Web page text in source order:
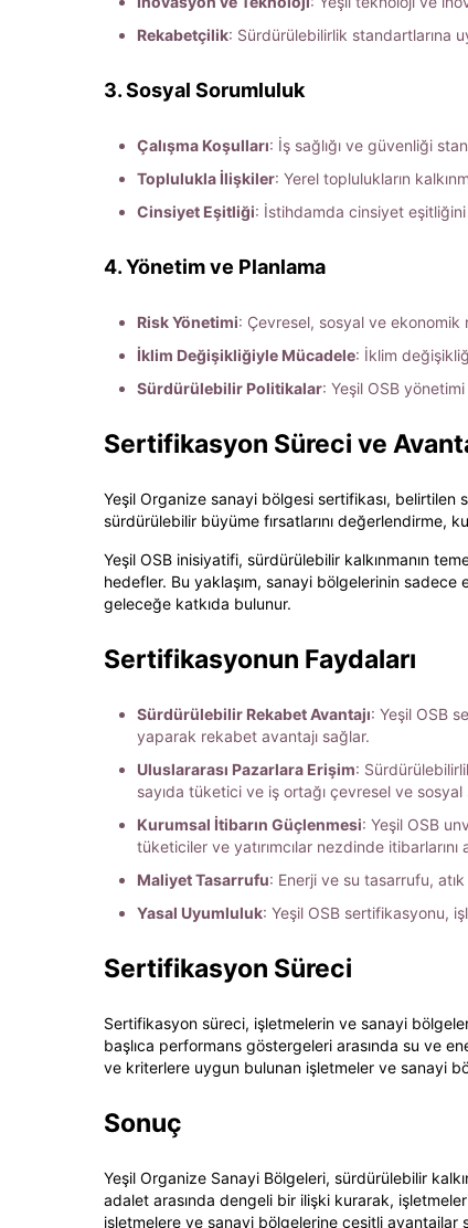
Rekabetçilik: Sürdürülebilirlik standartlarına
3. Sosyal Sorumluluk
Çalışma Koşulları: İş sağlığı ve güvenliği
Toplulukla İlişkiler: Yerel toplulukların
Cinsiyet Eşitliği: İstihdamda cinsiyet eşitliğini
4. Yönetim ve Planlama
Risk Yönetimi: Çevresel, sosyal ve
İklim Değişikliğiyle Mücadele: İklim
Sürdürülebilir Politikalar: Yeşil OSB
Sertifikasyon Süreci ve
Yeşil Organize sanayi bölgesi sertifikası,
sürdürülebilir büyüme fırsatlarını değerlendirme,
Yeşil OSB inisiyatifi, sürdürülebilir kalkınmanın
hedefler. Bu yaklaşım, sanayi bölgelerinin
geleceğe katkıda bulunur.
Sertifikasyonun Faydaları
Sürdürülebilir Rekabet Avantajı: Yeşil OSB
yaparak rekabet avantajı sağlar.
Uluslararası Pazarlara Erişim:
sayıda tüketici ve iş ortağı çevresel ve
Kurumsal İtibarın Güçlenmesi: Yeşil OSB
tüketiciler ve yatırımcılar nezdinde itibarlarını
Maliyet Tasarrufu: Enerji ve su tasarrufu,
Yasal Uyumluluk: Yeşil OSB sertifikasyonu,
Sertifikasyon Süreci
Sertifikasyon süreci, işletmelerin ve sanayi
başlıca performans göstergeleri arasında su ve
ve kriterlere uygun bulunan işletmeler ve sanayi
Sonuç
Yeşil Organize Sanayi Bölgeleri, sürdürülebilir
adalet arasında dengeli bir ilişki kurarak,
işletmelere ve sanayi bölgelerine çeşitli avantajlar